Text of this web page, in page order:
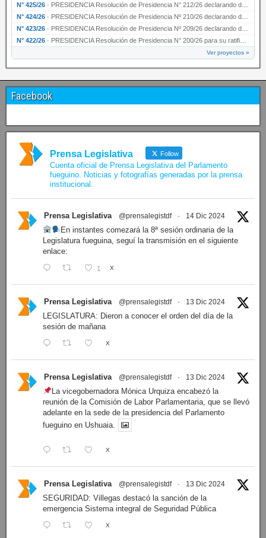
N° 425/26 · PRESIDENCIA Resolución de Presidencia N° 212/26 declarando de interés provincial el “50° A…
N° 424/26 · PRESIDENCIA Resolución de Presidencia Nº 210/26 declarando de interés provincial el proyec…
N° 423/26 · PRESIDENCIA Resolución de Presidencia Nº 209/26 declarando de interés provincial la presen…
N° 422/26 · PRESIDENCIA Resolución de Presidencia N° 200/26 para su ratificación.
Ver proyectos »
Facebook
Prensa Legislativa Follow
Cuenta oficial de Prensa Legislativa del Parlamento
fueguino. Noticias y fotografías generadas por la prensa
institucional.
Prensa Legislativa @prensalegistdf · 14 Dic 2024
En instantes comezará la 8ª sesión ordinaria de la
Legislatura fueguina, seguí la transmisión en el siguiente
enlace:
1 X
Prensa Legislativa @prensalegistdf · 13 Dic 2024
LEGISLATURA: Dieron a conocer el orden del día de la
sesión de mañana
X
Prensa Legislativa @prensalegistdf · 13 Dic 2024
La vicegobernadora Mónica Urquiza encabezó la
reunión de la Comisión de Labor Parlamentaria, que se llevó
adelante en la sede de la presidencia del Parlamento
fueguino en Ushuaia.
X
Prensa Legislativa @prensalegistdf · 13 Dic 2024
SEGURIDAD: Villegas destacó la sanción de la
emergencia Sistema integral de Seguridad Pública
X